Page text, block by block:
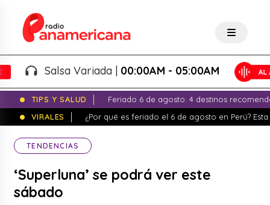
Salsa Variada |00:00AM - 05:00AM
TIPS Y SALUD
Feriado 6 de agosto: 4 destinos
VIRALES
¿Por qué es feriado el 6 de agosto en Perú?
TENDENCIAS
‘Superluna’ se podrá ver este
sábado